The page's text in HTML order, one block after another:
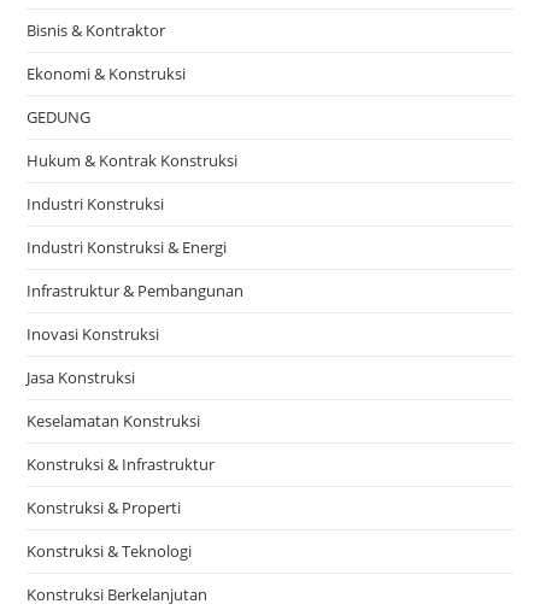
Bisnis & Kontraktor
Ekonomi & Konstruksi
GEDUNG
Hukum & Kontrak Konstruksi
Industri Konstruksi
Industri Konstruksi & Energi
Infrastruktur & Pembangunan
Inovasi Konstruksi
Jasa Konstruksi
Keselamatan Konstruksi
Konstruksi & Infrastruktur
Konstruksi & Properti
Konstruksi & Teknologi
Konstruksi Berkelanjutan